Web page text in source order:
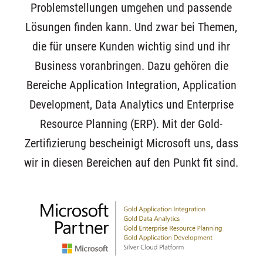
Problemstellungen umgehen und passende
Lösungen finden kann. Und zwar bei Themen,
die für unsere Kunden wichtig sind und ihr
Business voranbringen. Dazu gehören die
Bereiche Application Integration, Application
Development, Data Analytics und Enterprise
Resource Planning (ERP). Mit der Gold-
Zertifizierung bescheinigt Microsoft uns, dass
wir in diesen Bereichen auf den Punkt fit sind.